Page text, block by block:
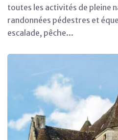
toutes les activités de pleine
randonnées pédestres et
escalade, pêche...